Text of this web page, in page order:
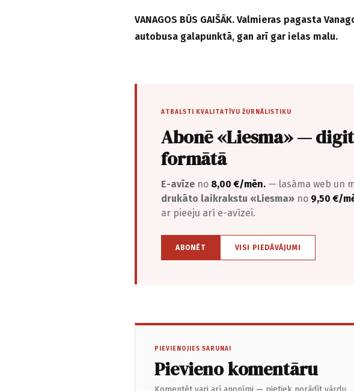
VANAGOS BŪS GAIŠĀK. Valmieras pagasta
autobusa galapunktā, gan arī gar ielas malu.
ATBALSTI KVALITATĪVU ŽURNĀLISTIKU
Abonē «Liesma» —
formātā
E-avīze no 8,00 €/mēn. — lasāma web un
drukāto laikrakstu «Liesma» no 9,50 €/
ar pieeju arī e-avīzei.
ABONĒT VISI PIEDĀVĀJUMI
PIEVIENOJIES SARUNAI
Pievieno komentāru